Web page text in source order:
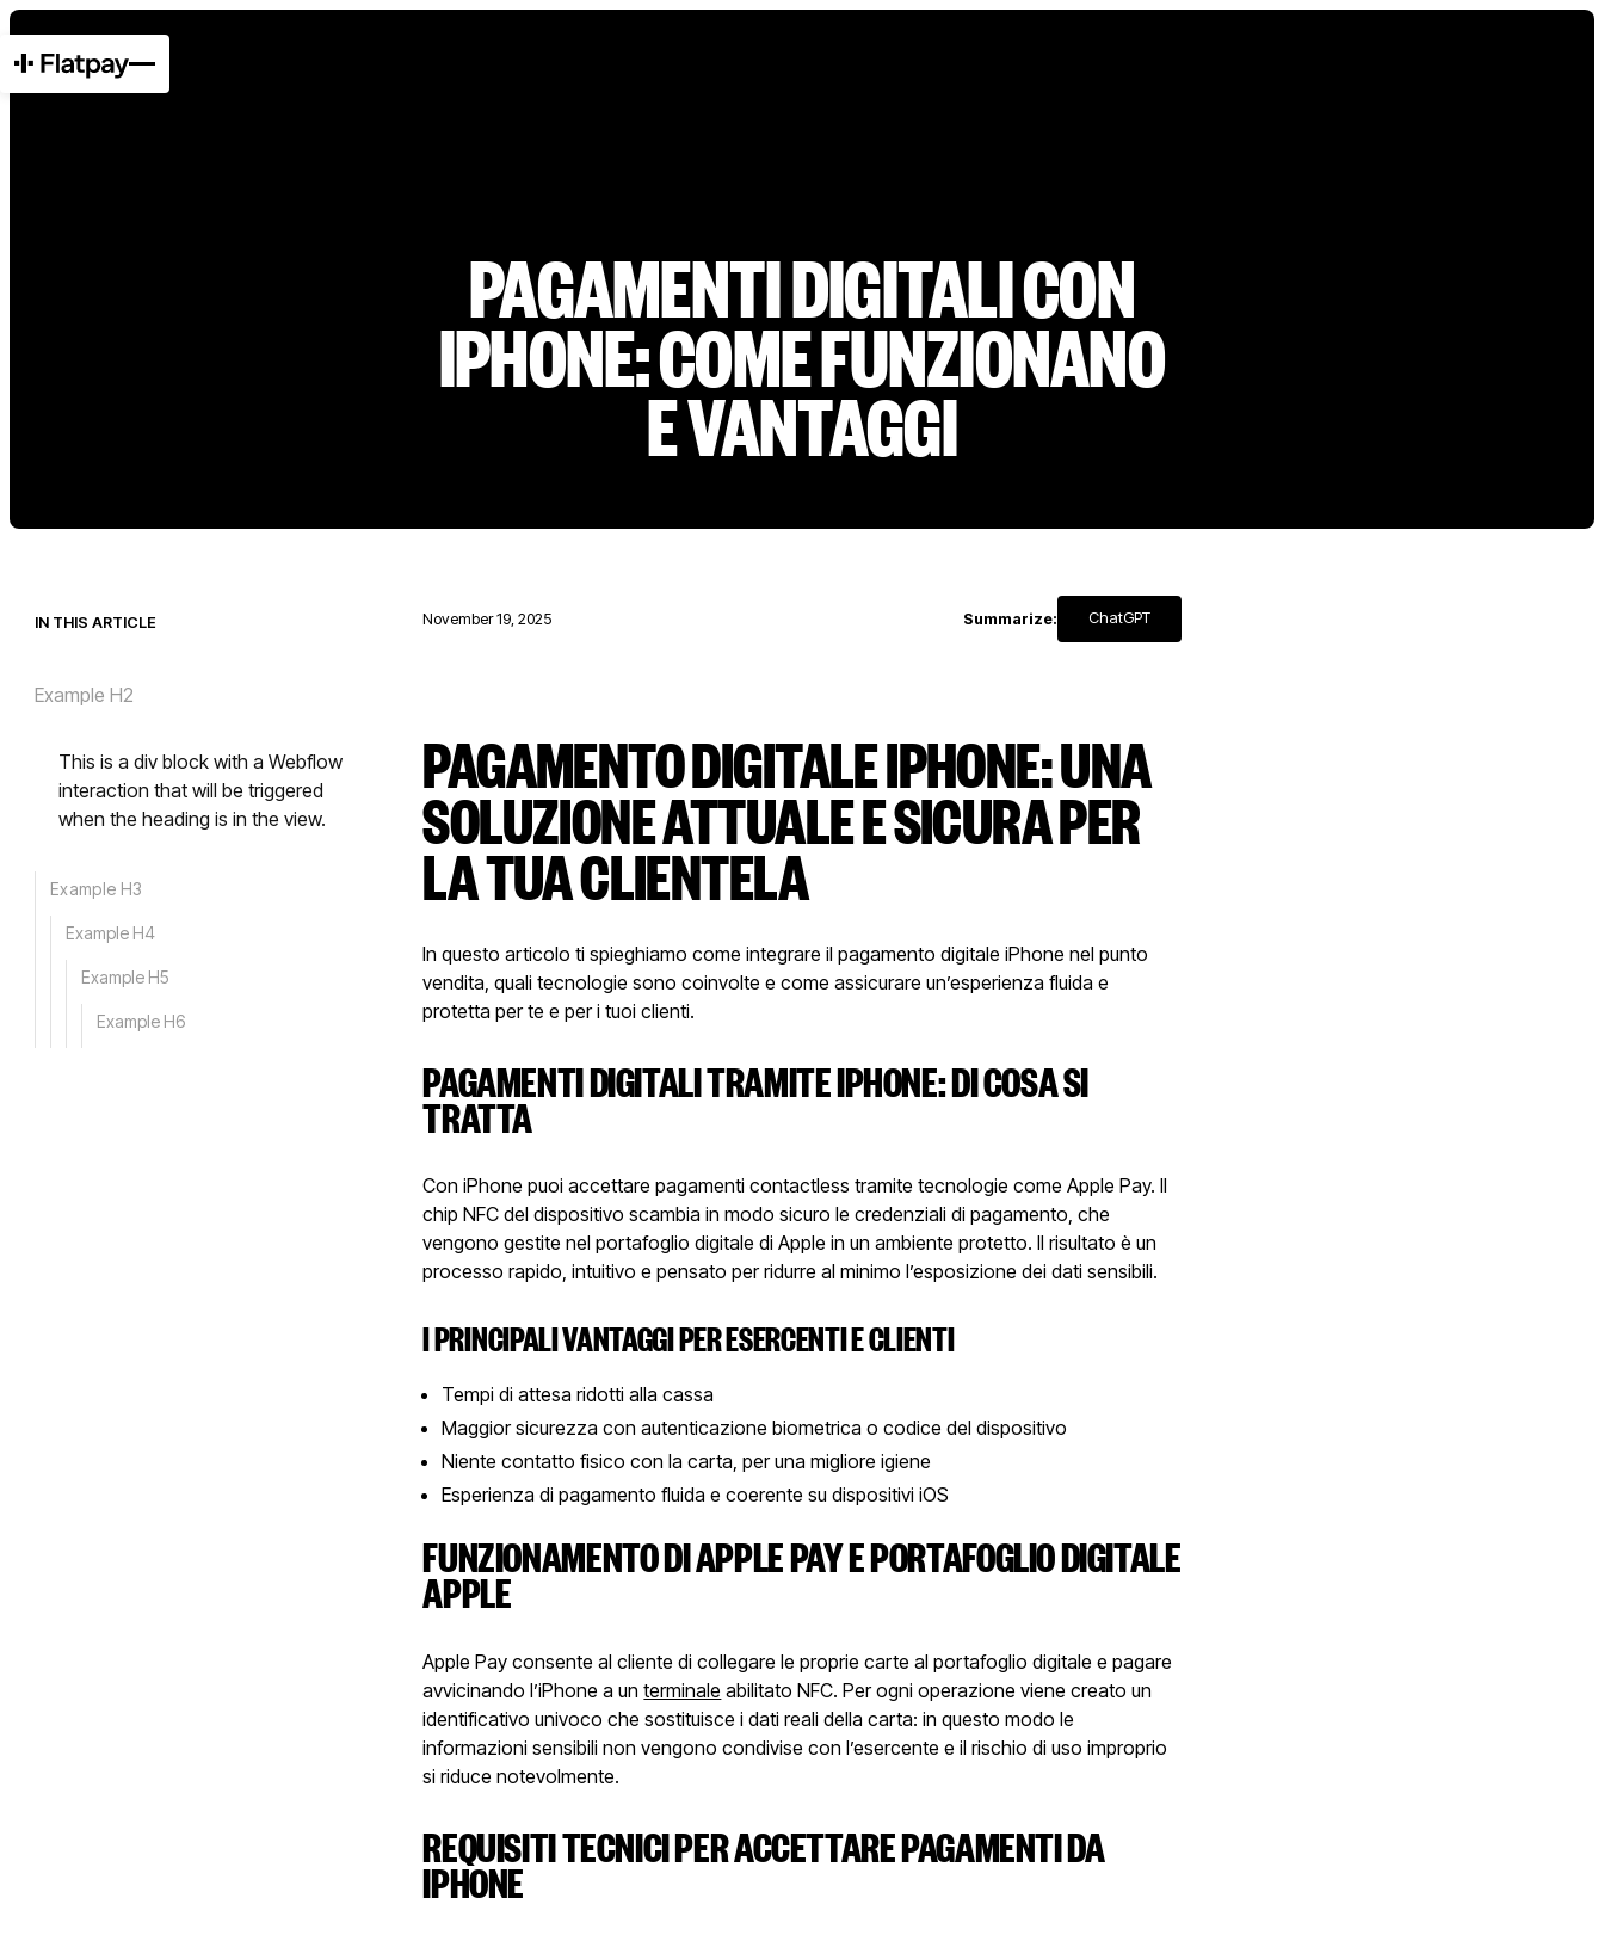
PAGAMENTI DIGITALI CON
IPHONE: COME FUNZIONANO
E VANTAGGI
IN THIS ARTICLE
Example H2
This is a div block with a Webflow
interaction that will be triggered
when the heading is in the view.
Example H3
Example H4
Example H5
Example H6
November 19, 2025 Summarize: ChatGPT
PAGAMENTO DIGITALE IPHONE: UNA
SOLUZIONE ATTUALE E SICURA PER
LA TUA CLIENTELA
In questo articolo ti spieghiamo come integrare il pagamento digitale iPhone nel punto
vendita, quali tecnologie sono coinvolte e come assicurare un’esperienza fluida e
protetta per te e per i tuoi clienti.
PAGAMENTI DIGITALI TRAMITE IPHONE: DI COSA SI
TRATTA
Con iPhone puoi accettare pagamenti contactless tramite tecnologie come Apple Pay. Il
chip NFC del dispositivo scambia in modo sicuro le credenziali di pagamento, che
vengono gestite nel portafoglio digitale di Apple in un ambiente protetto. Il risultato è un
processo rapido, intuitivo e pensato per ridurre al minimo l’esposizione dei dati sensibili.
I PRINCIPALI VANTAGGI PER ESERCENTI E CLIENTI
Tempi di attesa ridotti alla cassa
Maggior sicurezza con autenticazione biometrica o codice del dispositivo
Niente contatto fisico con la carta, per una migliore igiene
Esperienza di pagamento fluida e coerente su dispositivi iOS
FUNZIONAMENTO DI APPLE PAY E PORTAFOGLIO DIGITALE
APPLE
Apple Pay consente al cliente di collegare le proprie carte al portafoglio digitale e pagare
avvicinando l’iPhone a unterminale abilitato NFC. Per ogni operazione viene creato un
identificativo univoco che sostituisce i dati reali della carta: in questo modo le
informazioni sensibili non vengono condivise con l’esercente e il rischio di uso improprio
si riduce notevolmente.
REQUISITI TECNICI PER ACCETTARE PAGAMENTI DA
IPHONE